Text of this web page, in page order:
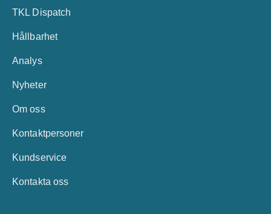
TKL Dispatch
Hållbarhet
Analys
Nyheter
Om oss
Kontaktpersoner
Kundservice
Kontakta oss